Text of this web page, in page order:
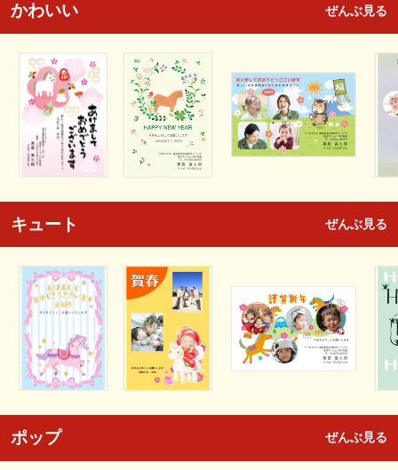
かわいい ぜんぶ見る
キュート ぜんぶ見る
ポップ ぜんぶ見る